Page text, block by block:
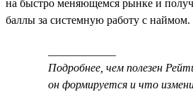
на быстро меняющемся рынке и
баллы за системную работу с наймом.
Подробнее, чем полезен
он формируется и что